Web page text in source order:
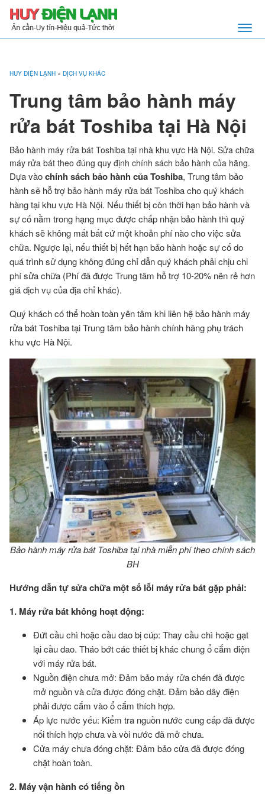
HUY ĐIỆN LẠNH » DỊCH VỤ KHÁC
Trung tâm bảo hành máy
rửa bát Toshiba tại Hà Nội
Bảo hành máy rửa bát Toshiba tại nhà khu vực Hà Nội. Sửa chữa
máy rửa bát theo đúng quy định chính sách bảo hành của hãng.
Dựa vàochính sách bảo hành của Toshiba, Trung tâm bảo
hành sẽ hỗ trợ bảo hành máy rửa bát Toshiba cho quý khách
hàng tại khu vực Hà Nội. Nếu thiết bị còn thời hạn bảo hành và
sự cố nằm trong hạng mục được chấp nhận bảo hành thì quý
khách sẽ không mất bất cứ một khoản phí nào cho việc sửa
chữa. Ngược lại, nếu thiết bị hết hạn bảo hành hoặc sự cố do
quá trình sử dụng không đúng chỉ dẫn quý khách phải chịu chi
phí sửa chữa (Phí đã được Trung tâm hỗ trợ 10-20% nên rẻ hơn
giá dịch vụ của địa chỉ khác).
Quý khách có thể hoàn toàn yên tâm khi liên hệ bảo hành máy
rửa bát Toshiba tại Trung tâm bảo hành chính hãng phụ trách
khu vực Hà Nội.
Bảo hành máy rửa bát Toshiba tại nhà miễn phí theo chính sách
BH
Hướng dẫn tự sửa chữa một số lỗi máy rửa bát gặp phải:
1. Máy rửa bát không hoạt động:
Đứt cầu chì hoặc cầu dao bị cúp: Thay cầu chì hoặc gạt
lại cầu dao. Tháo bớt các thiết bị khác chung ổ cắm điện
với máy rửa bát.
Nguồn điện chưa mở: Đảm bảo máy rửa chén đã được
mở nguồn và cửa được đóng chặt. Đảm bảo dây điện
phải được cắm vào ổ cắm thích hợp.
Áp lực nước yếu: Kiểm tra nguồn nước cung cấp đã được
nối thích hợp chưa và vòi nước đã mở chưa.
Cửa máy chưa đóng chặt: Đảm bảo cửa đã được đóng
chặt hoàn toàn.
2. Máy vận hành có tiếng ồn